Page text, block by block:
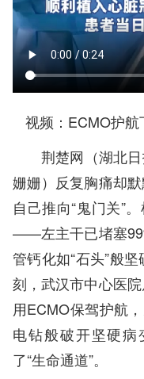
视频：ECMO护航
荆楚网（湖北
姗姗）反复胸痛却
自己推向“鬼门关”
——左主干已堵塞
管钙化如“石头”般
刻，武汉市中心医
用ECMO保驾护航
电钻般破开坚硬
了“生命通道”。